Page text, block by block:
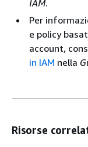
IAM.
Per
e policy
account,
in IAM nella
Risorse